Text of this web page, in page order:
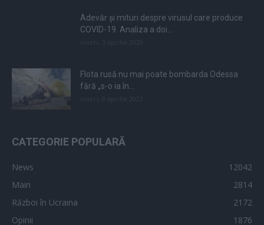
Adevăr și mituri despre virusul care produce
COVID-19. Analiza a doi...
Flota rusă nu mai poate bombarda Odessa
fără „s-o ia în...
CATEGORIE POPULARĂ
News
12042
Main
2814
Război în Ucraina
2172
Opinii
1876